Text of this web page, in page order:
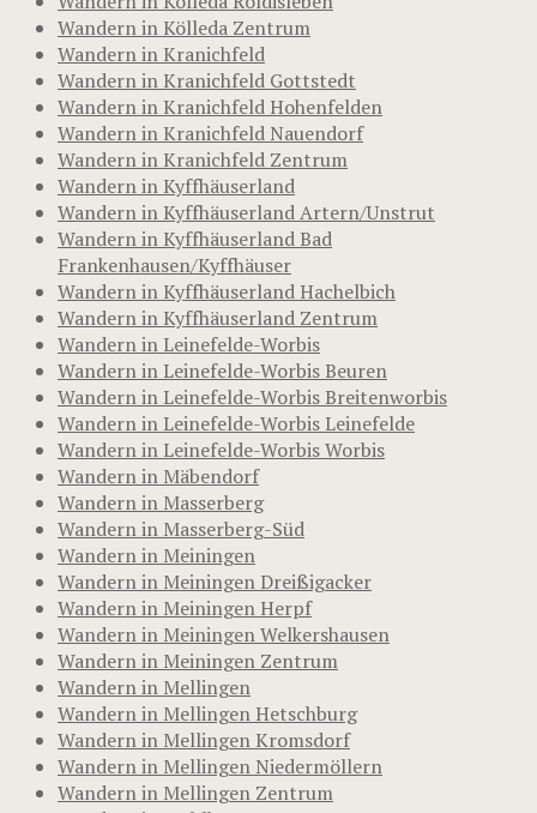
Wandern in Kölleda Zentrum
Wandern in Kranichfeld
Wandern in Kranichfeld Gottstedt
Wandern in Kranichfeld Hohenfelden
Wandern in Kranichfeld Nauendorf
Wandern in Kranichfeld Zentrum
Wandern in Kyffhäuserland
Wandern in Kyffhäuserland Artern/Unstrut
Wandern in Kyffhäuserland Bad
Frankenhausen/Kyffhäuser
Wandern in Kyffhäuserland Hachelbich
Wandern in Kyffhäuserland Zentrum
Wandern in Leinefelde-Worbis
Wandern in Leinefelde-Worbis Beuren
Wandern in Leinefelde-Worbis Breitenworbis
Wandern in Leinefelde-Worbis Leinefelde
Wandern in Leinefelde-Worbis Worbis
Wandern in Mäbendorf
Wandern in Masserberg
Wandern in Masserberg-Süd
Wandern in Meiningen
Wandern in Meiningen Dreißigacker
Wandern in Meiningen Herpf
Wandern in Meiningen Welkershausen
Wandern in Meiningen Zentrum
Wandern in Mellingen
Wandern in Mellingen Hetschburg
Wandern in Mellingen Kromsdorf
Wandern in Mellingen Niedermöllern
Wandern in Mellingen Zentrum